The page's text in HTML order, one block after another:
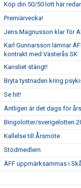
Köp din 50/50 lott här
Premiärvecka!
Jens Magnusson klar för
Karl Gunnarsson lämnar
kontrakt med Västerås SK
Kansliet stängt!
Bryta tystnaden kring
Se hit!
Äntligen är det dags för
Bingolotter/sverigelotten
Kallelse till Årsmöte
Stödmedlem
ÄFF uppmärksammas i